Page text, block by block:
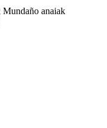
anaiak